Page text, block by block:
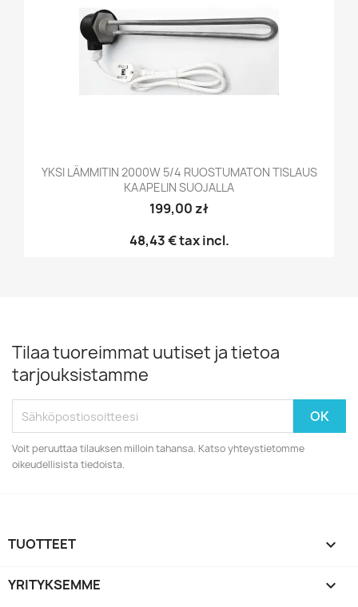
YKSI LÄMMITIN 2000W 5/4 RUOSTUMATON TISLAUS
KAAPELIN SUOJALLA
199,00 zł
48,43 €tax incl.
Tilaa tuoreimmat uutiset ja tietoa
tarjouksistamme
Voit peruuttaa tilauksen milloin tahansa. Katso yhteystietomme
oikeudellisista tiedoista.
TUOTTEET 
YRITYKSEMME 